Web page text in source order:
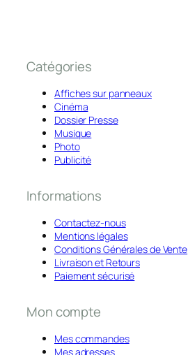
Catégories
Affiches sur panneaux
Cinéma
Dossier Presse
Musique
Photo
Publicité
Informations
Contactez-nous
Mentions légales
Conditions Générales de Vente
Livraison et Retours
Paiement sécurisé
Mon compte
Mes commandes
Mes adresses